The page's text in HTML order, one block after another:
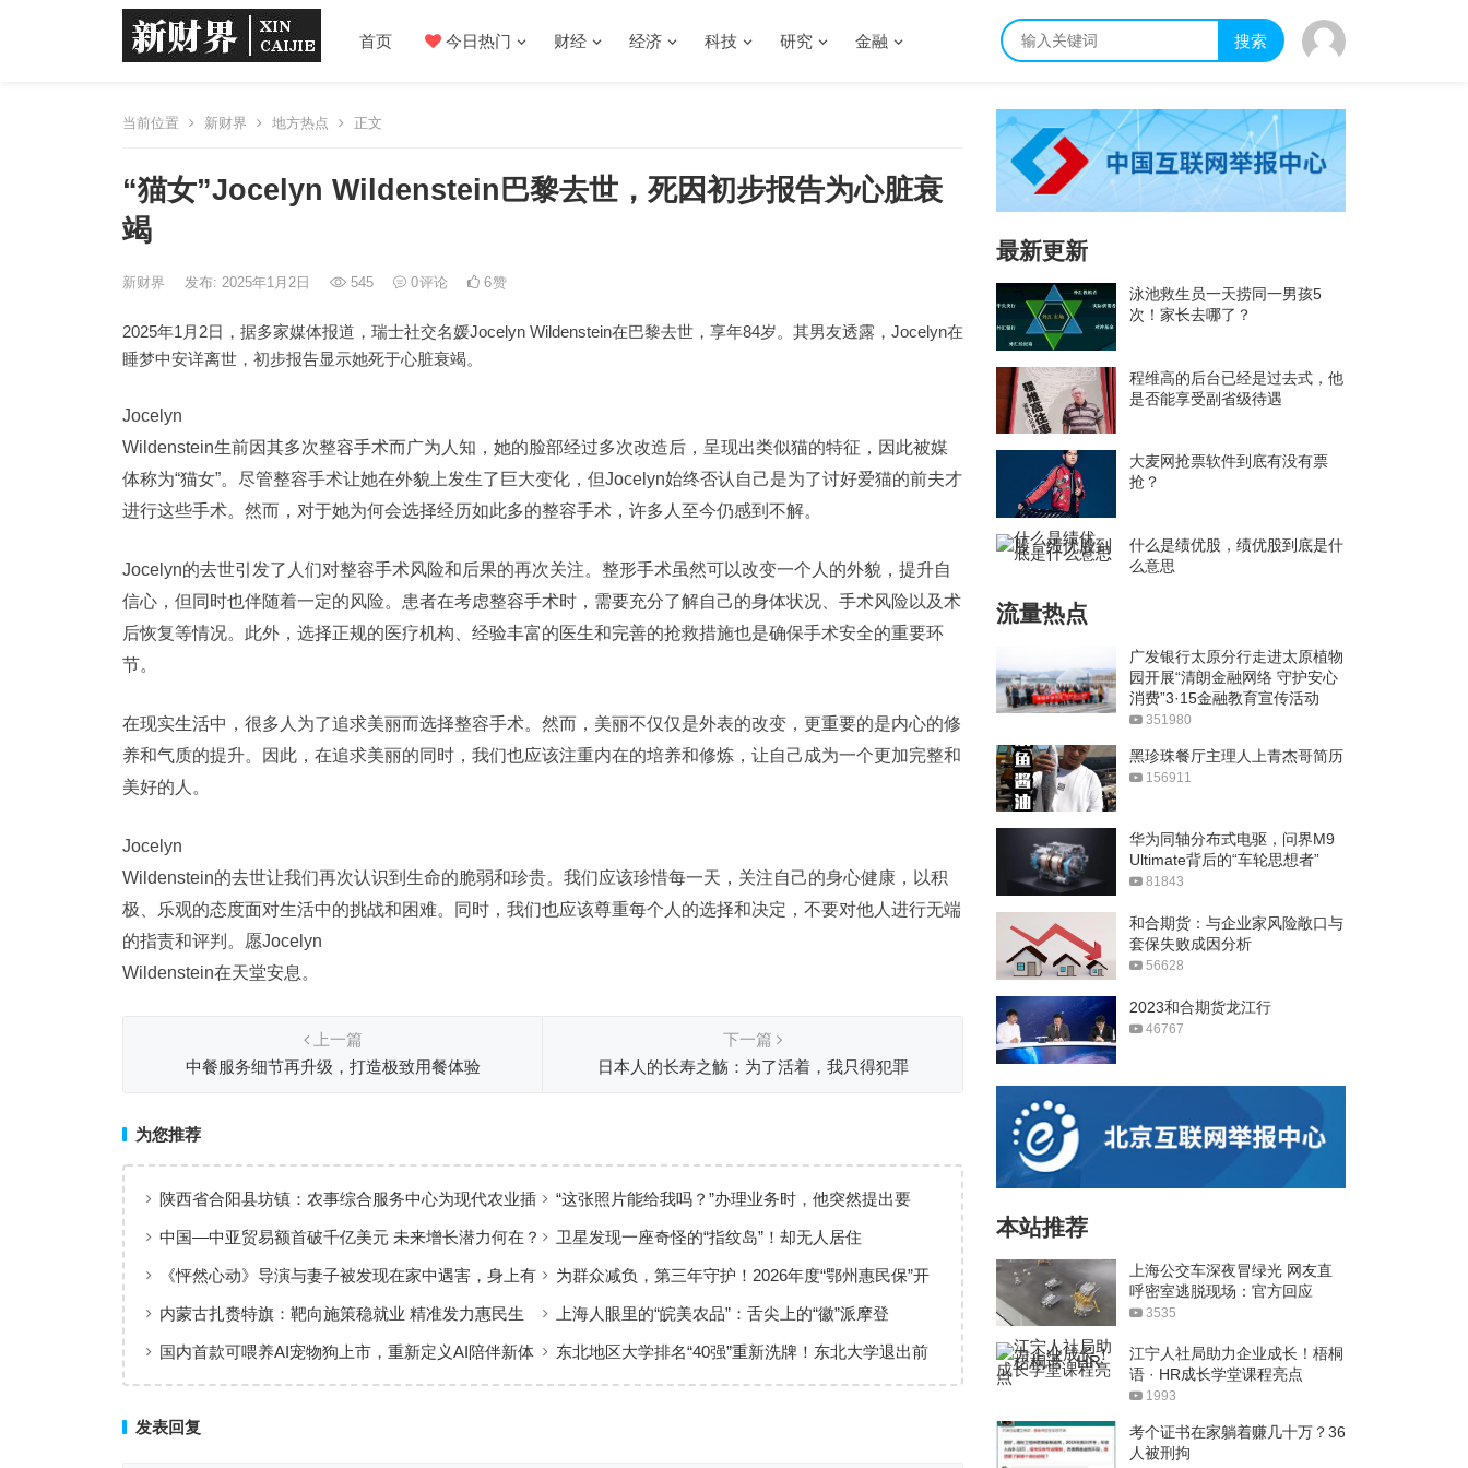
首页 今日热门 财经 经济 科技 研究 金融 搜索
当前位置 新财界 地方热点 正文
“猫女”Jocelyn Wildenstein巴黎去世，死因初步报告为心脏衰
竭
新财界 发布: 2025年1月2日 545 0评论 6赞
2025年1月2日，据多家媒体报道，瑞士社交名媛Jocelyn Wildenstein在巴黎去世，享年84岁。其男友透露，Jocelyn在
睡梦中安详离世，初步报告显示她死于心脏衰竭。
Jocelyn
Wildenstein生前因其多次整容手术而广为人知，她的脸部经过多次改造后，呈现出类似猫的特征，因此被媒
体称为“猫女”。尽管整容手术让她在外貌上发生了巨大变化，但Jocelyn始终否认自己是为了讨好爱猫的前夫才
进行这些手术。然而，对于她为何会选择经历如此多的整容手术，许多人至今仍感到不解。
Jocelyn的去世引发了人们对整容手术风险和后果的再次关注。整形手术虽然可以改变一个人的外貌，提升自
信心，但同时也伴随着一定的风险。患者在考虑整容手术时，需要充分了解自己的身体状况、手术风险以及术
后恢复等情况。此外，选择正规的医疗机构、经验丰富的医生和完善的抢救措施也是确保手术安全的重要环
节。
在现实生活中，很多人为了追求美丽而选择整容手术。然而，美丽不仅仅是外表的改变，更重要的是内心的修
养和气质的提升。因此，在追求美丽的同时，我们也应该注重内在的培养和修炼，让自己成为一个更加完整和
美好的人。
Jocelyn
Wildenstein的去世让我们再次认识到生命的脆弱和珍贵。我们应该珍惜每一天，关注自己的身心健康，以积
极、乐观的态度面对生活中的挑战和困难。同时，我们也应该尊重每个人的选择和决定，不要对他人进行无端
的指责和评判。愿Jocelyn
Wildenstein在天堂安息。
上一篇
中餐服务细节再升级，打造极致用餐体验
下一篇
日本人的长寿之觞：为了活着，我只得犯罪
为您推荐
陕西省合阳县坊镇：农事综合服务中心为现代农业插
上“金翅膀”
“这张照片能给我吗？”办理业务时，他突然提出要
求……
中国—中亚贸易额首破千亿美元 未来增长潜力何在？ 卫星发现一座奇怪的“指纹岛”！却无人居住
《怦然心动》导演与妻子被发现在家中遇害，身上有
刀伤
为群众减负，第三年守护！2026年度“鄂州惠民保”开
放参保！
内蒙古扎赉特旗：靶向施策稳就业 精准发力惠民生 上海人眼里的“皖美农品”：舌尖上的“徽”派摩登
国内首款可喂养AI宠物狗上市，重新定义AI陪伴新体
东北地区大学排名“40强”重新洗牌！东北大学退出前
发表回复
最新更新
泳池救生员一天捞同一男孩5
次！家长去哪了？
程维高的后台已经是过去式，他
是否能享受副省级待遇
大麦网抢票软件到底有没有票
抢？
什么是绩优股，绩优股到底是什
么意思
流量热点
广发银行太原分行走进太原植物
园开展“清朗金融网络 守护安心
消费”3·15金融教育宣传活动
351980
黑珍珠餐厅主理人上青杰哥简历
156911
华为同轴分布式电驱，问界M9
Ultimate背后的“车轮思想者”
81843
和合期货：与企业家风险敞口与
套保失败成因分析
56628
2023和合期货龙江行
46767
本站推荐
上海公交车深夜冒绿光 网友直
呼密室逃脱现场：官方回应
3535
江宁人社局助力企业成长！梧桐
语 · HR成长学堂课程亮点
1993
考个证书在家躺着赚几十万？36
人被刑拘